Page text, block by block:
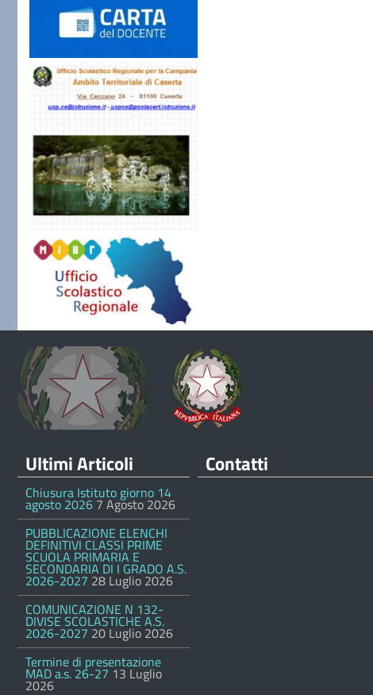
Ultimi Articoli
Chiusura Istituto giorno 14
agosto 2026 7 Agosto 2026
PUBBLICAZIONE ELENCHI
DEFINITIVI CLASSI PRIME
SCUOLA PRIMARIA E
SECONDARIA DI I GRADO A.S.
2026-2027 28 Luglio 2026
COMUNICAZIONE N 132-
DIVISE SCOLASTICHE A.S.
2026-2027 20 Luglio 2026
Termine di presentazione
MAD a.s. 26-27 13 Luglio
2026
Contatti